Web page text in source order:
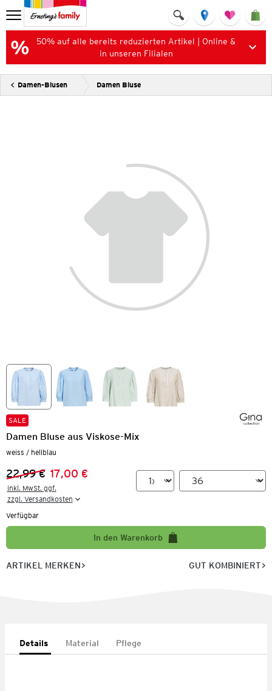
50% auf alle bereits reduzierten Artikel | Online &
in unseren Filialen
Damen-Blusen Damen Bluse
SALE
Damen Bluse aus Viskose-Mix
weiss / hellblau
Vorheriger Preis:
22,99 €
Neuer Preis:17,00 €
inkl. MwSt. ggf.
zzgl. Versandkosten
Verfügbar
In den Warenkorb
ARTIKEL MERKEN GUT KOMBINIERT
Details Material Pflege